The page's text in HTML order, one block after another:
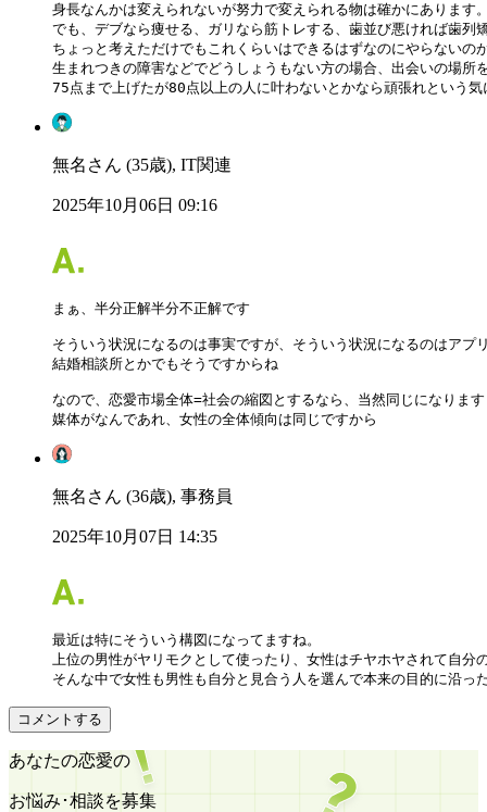
身長なんかは変えられないが努力で変えられる物は確かにあります
でも、デブなら痩せる、ガリなら筋トレする、歯並び悪ければ歯
ちょっと考えただけでもこれくらいはできるはずなのにやらないの
生まれつきの障害などでどうしょうもない方の場合、出会いの場所
75点まで上げたが80点以上の人に叶わないとかなら頑張れという
無名さん (35歳), IT関連
2025年10月06日 09:16
まぁ、半分正解半分不正解です
そういう状況になるのは事実ですが、そういう状況になるのはアプ
結婚相談所とかでもそうですからね
なので、恋愛市場全体=社会の縮図とするなら、当然同じになります
媒体がなんであれ、女性の全体傾向は同じですから
無名さん (36歳), 事務員
2025年10月07日 14:35
最近は特にそういう構図になってますね。
上位の男性がヤリモクとして使ったり、女性はチヤホヤされて自分
そんな中で女性も男性も自分と見合う人を選んで本来の目的に沿
コメントする
あなたの恋愛の
お悩み･相談を募集